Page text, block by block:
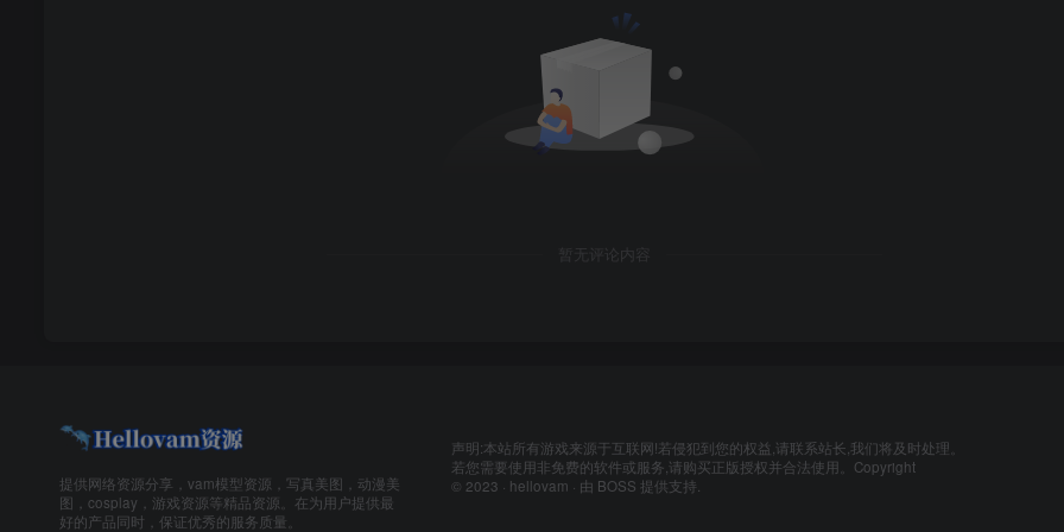
暂无评论内容
提供网络资源分享，vam模型资源，写真美图，动漫美
图，cosplay，游戏资源等精品资源。在为用户提供最
好的产品同时，保证优秀的服务质量。
声明:本站所有游戏来源于互联网!若侵犯到您的权益,请联系站长,我们将及时处理。
若您需要使用非免费的软件或服务,请购买正版授权并合法使用。Copyright
© 2023 · hellovam · 由 BOSS 提供支持.